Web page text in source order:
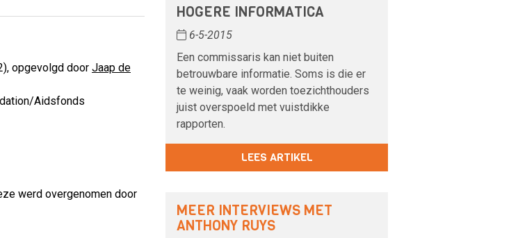
opgevolgd door Jaap de
Aidsfonds
werd overgenomen door
HOGERE INFORMATICA
6-5-2015
Een commissaris kan niet buiten
betrouwbare informatie. Soms is die er
te weinig, vaak worden toezichthouders
juist overspoeld met vuistdikke
rapporten.
LEES ARTIKEL
MEER INTERVIEWS MET
ANTHONY RUYS